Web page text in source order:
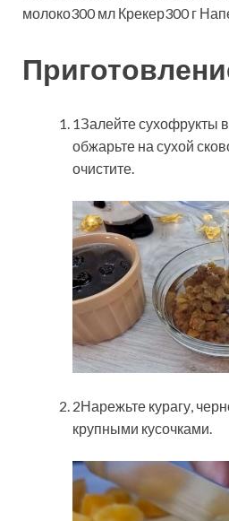
молоко300 мл Крекер300 г
1Залейте сухофрукты
обжарьте на сухой
очистите.
2Нарежьте курагу,
крупными кусочками.